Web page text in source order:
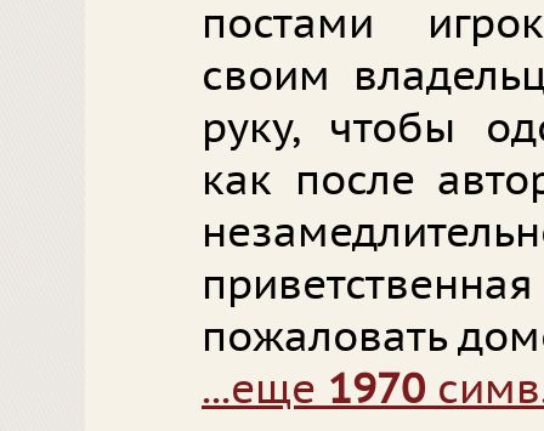
постами
своим
руку, чтобы
как после
пожаловать
...еще 1970